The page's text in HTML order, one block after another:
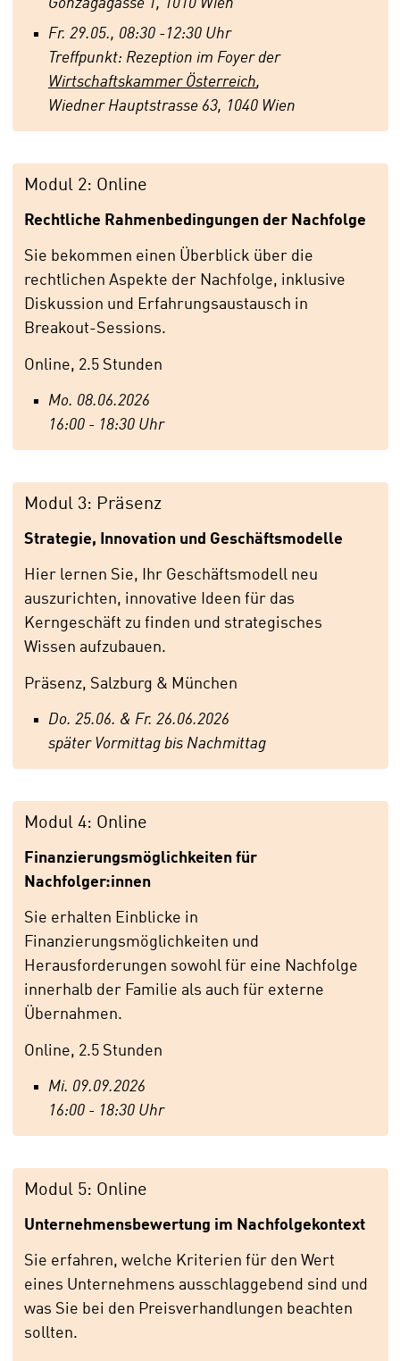
Gonzagagasse 1, 1010 Wien
Fr. 29.05., 08:30 -12:30 Uhr
Treffpunkt: Rezeption im Foyer der
Wirtschaftskammer Österreich,
Wiedner Hauptstrasse 63, 1040 Wien
Modul 2: Online
Rechtliche Rahmenbedingungen der Nachfolge
Sie bekommen einen Überblick über die
rechtlichen Aspekte der Nachfolge, inklusive
Diskussion und Erfahrungsaustausch in
Breakout-Sessions.
Online, 2.5 Stunden
Mo. 08.06.2026
16:00 - 18:30 Uhr
Modul 3: Präsenz
Strategie, Innovation und Geschäftsmodelle
Hier lernen Sie, Ihr Geschäftsmodell neu
auszurichten, innovative Ideen für das
Kerngeschäft zu finden und strategisches
Wissen aufzubauen.
Präsenz, Salzburg & München
Do. 25.06. & Fr. 26.06.2026
später Vormittag bis Nachmittag
Modul 4: Online
Finanzierungsmöglichkeiten für
Nachfolger:innen
Sie erhalten Einblicke in
Finanzierungsmöglichkeiten und
Herausforderungen sowohl für eine Nachfolge
innerhalb der Familie als auch für externe
Übernahmen.
Online, 2.5 Stunden
Mi. 09.09.2026
16:00 - 18:30 Uhr
Modul 5: Online
Unternehmensbewertung im Nachfolgekontext
Sie erfahren, welche Kriterien für den Wert
eines Unternehmens ausschlaggebend sind und
was Sie bei den Preisverhandlungen beachten
sollten.